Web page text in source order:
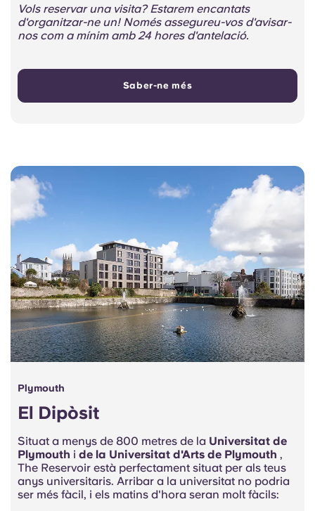
Vols reservar una visita? Estarem encantats
d'organitzar-ne un! Només assegureu-vos d'avisar-
nos com a mínim amb 24 hores d'antelació.
Saber-ne més
Plymouth
El Dipòsit
Situat a menys de 800 metres de la Universitat de
Plymouth i de la Universitat d'Arts de Plymouth ,
The Reservoir està perfectament situat per als teus
anys universitaris. Arribar a la universitat no podria
ser més fàcil, i els matins d'hora seran molt fàcils: